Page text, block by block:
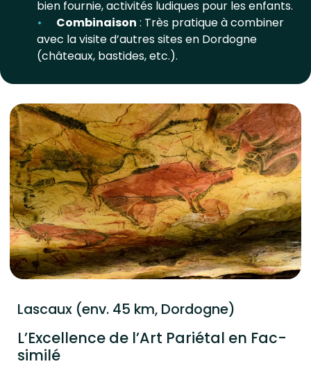
bien fournie, activités ludiques pour les enfants.
Combinaison : Très pratique à combiner
avec la visite d’autres sites en Dordogne
(châteaux, bastides, etc.).
Lascaux (env. 45 km, Dordogne)
L’Excellence de l’Art Pariétal en Fac-
similé